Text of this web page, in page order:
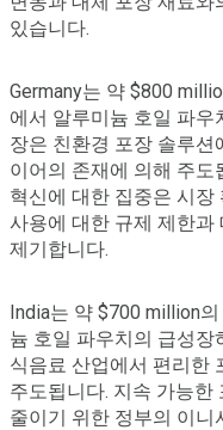
있습니다.
Germany는 약 $800
에서 알루미늄 호일 파우
장은 친환경 포장 솔루션
이어의 존재에 의해 주도
혁신에 대한 집중은 시장
사용에 대한 규제 제한과
제기합니다.
India는 약 $700 million
늄 호일 파우치의 급성장
식음료 산업에서 편리한
주도됩니다. 지속 가능한
줄이기 위한 정부의 이니